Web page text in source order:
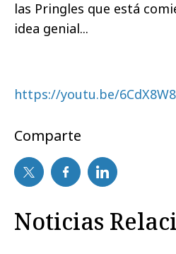
las Pringles que está
idea genial...
https://youtu.be/
Comparte
Noticias